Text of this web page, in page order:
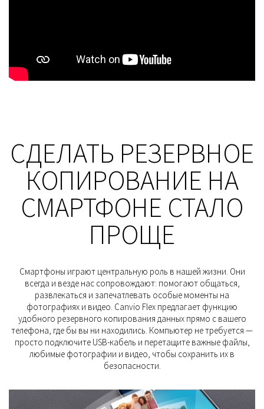
СДЕЛАТЬ РЕЗЕРВНОЕ
КОПИРОВАНИЕ НА
СМАРТФОНЕ СТАЛО
ПРОЩЕ
Смартфоны играют центральную роль в нашей жизни. Они
всегда и везде нас сопровождают: помогают общаться,
развлекаться и запечатлевать особые моменты на
фотографиях и видео. Canvio Flex предлагает функцию
удобного резервного копирования данных прямо с вашего
телефона, где бы вы ни находились. Компьютер не требуется —
просто подключите USB-кабель и перетащите важные файлы,
любимые фотографии и видео, чтобы сохранить их в
безопасности.